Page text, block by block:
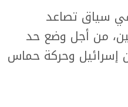
في سياق تصاعد
من أجل وضع حد
إسرائيل وحركة حماس